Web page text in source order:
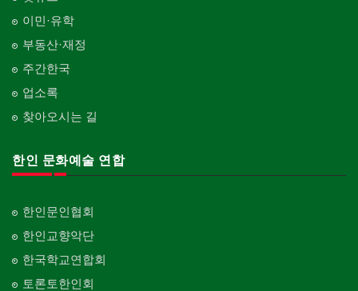
이민·유학
부동산·재정
주간한국
업소록
찾아오시는 길
한인 문화예술 연합
한인문인협회
한인교향악단
한국학교연합회
토론토한인회